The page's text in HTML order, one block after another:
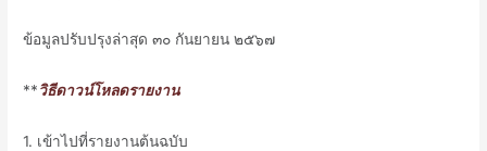
ข้อมูลปรับปรุงล่าสุด ๓๐ กันยายน ๒๕๖๗
**วิธีดาวน์โหลดรายงาน
1. เข้าไปที่รายงานต้นฉบับ